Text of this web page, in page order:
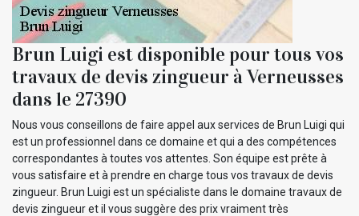
Brun Luigi est disponible pour tous vos
travaux de devis zingueur à Verneusses
dans le 27390
Nous vous conseillons de faire appel aux services de Brun Luigi qui
est un professionnel dans ce domaine et qui a des compétences
correspondantes à toutes vos attentes. Son équipe est prête à
vous satisfaire et à prendre en charge tous vos travaux de devis
zingueur. Brun Luigi est un spécialiste dans le domaine travaux de
devis zingueur et il vous suggère des prix vraiment très